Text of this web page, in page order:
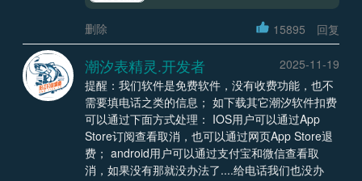
删除 15895 回复
潮汐表精灵.开发者
2025-11-19
提醒：我们软件是免费软件，没有收费功能，也不
需要填电话之类的信息； 如下载其它潮汐软件扣费
可以通过下面方式处理： IOS用户可以通过App
Store订阅查看取消，也可以通过网页App Store退
费； android用户可以通过支付宝和微信查看取
消，如果没有那就没办法了....给电话我们也没办